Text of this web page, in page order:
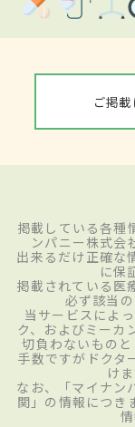
ご掲
掲載している各種
ンパニー株式会
出来るだけ正確な
に保
掲載されている医
必ず該当
当サービスによ
ク、およびミーカ
切負わないもの
手数ですがドクタ
け
なお、「マイナン
関」の情報につき